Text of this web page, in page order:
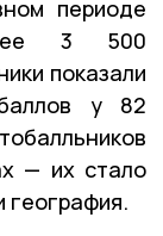
периоде
3 500
показали
у 82
— их стало
география.